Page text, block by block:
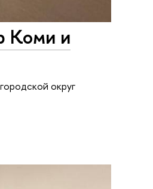
Коми и
округ